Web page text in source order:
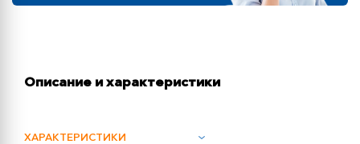
Описание и характеристики
ХАРАКТЕРИСТИКИ